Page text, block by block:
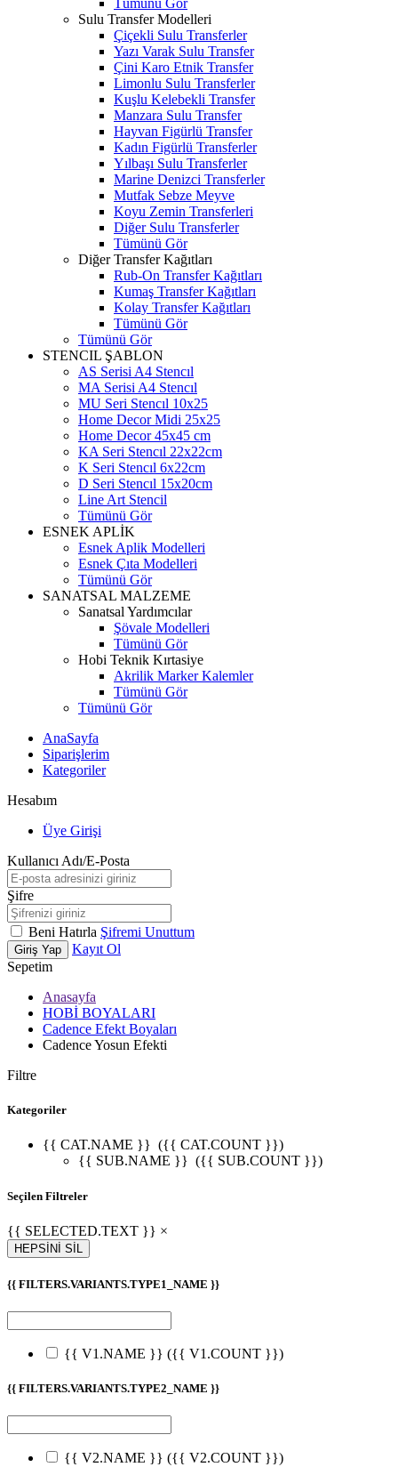
Tümünü Gör
Sulu Transfer Modelleri
Çiçekli Sulu Transferler
Yazı Varak Sulu Transfer
Çini Karo Etnik Transfer
Limonlu Sulu Transferler
Kuşlu Kelebekli Transfer
Manzara Sulu Transfer
Hayvan Figürlü Transfer
Kadın Figürlü Transferler
Yılbaşı Sulu Transferler
Marine Denizci Transferler
Mutfak Sebze Meyve
Koyu Zemin Transferleri
Diğer Sulu Transferler
Tümünü Gör
Diğer Transfer Kağıtları
Rub-On Transfer Kağıtları
Kumaş Transfer Kağıtları
Kolay Transfer Kağıtları
Tümünü Gör
Tümünü Gör
STENCIL ŞABLON
AS Serisi A4 Stencıl
MA Serisi A4 Stencıl
MU Seri Stencıl 10x25
Home Decor Midi 25x25
Home Decor 45x45 cm
KA Seri Stencıl 22x22cm
K Seri Stencıl 6x22cm
D Seri Stencıl 15x20cm
Line Art Stencil
Tümünü Gör
ESNEK APLİK
Esnek Aplik Modelleri
Esnek Çıta Modelleri
Tümünü Gör
SANATSAL MALZEME
Sanatsal Yardımcılar
Şövale Modelleri
Tümünü Gör
Hobi Teknik Kırtasiye
Akrilik Marker Kalemler
Tümünü Gör
Tümünü Gör
AnaSayfa
Siparişlerim
Kategoriler
Hesabım
Üye Girişi
Kullanıcı Adı/E-Posta
Şifre
Beni Hatırla Şifremi Unuttum
Giriş Yap
Kayıt Ol
Sepetim
Anasayfa
HOBİ BOYALARI
Cadence Efekt Boyaları
Cadence Yosun Efekti
Filtre
Kategoriler
{{ CAT.NAME }} ({{ CAT.COUNT }})
{{ SUB.NAME }} ({{ SUB.COUNT }})
Seçilen Filtreler
{{ SELECTED.TEXT }} ×
HEPSİNİ SİL
{{ FILTERS.VARIANTS.TYPE1_NAME }}
{{ V1.NAME }} ({{ V1.COUNT }})
{{ FILTERS.VARIANTS.TYPE2_NAME }}
{{ V2.NAME }} ({{ V2.COUNT }})